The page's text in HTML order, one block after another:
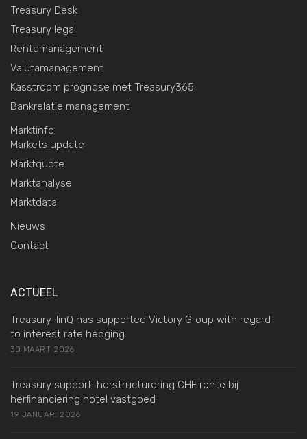
Treasury Desk
Treasury legal
Rentemanagement
Valutamanagement
Kasstroom prognose met Treasury365
Bankrelatie management
Marktinfo
Markets update
Marktquote
Marktanalyse
Marktdata
Nieuws
Contact
ACTUEEL
Treasury-linQ has supported Victory Group with regard
to interest rate hedging
30 MAART 2026
Treasury support: herstructurering CHF rente bij
herfinanciering hotel vastgoed
19 JANUARI 2026